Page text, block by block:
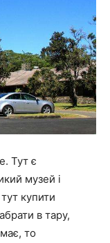
Тут є
музей і
купити
в тару,
то